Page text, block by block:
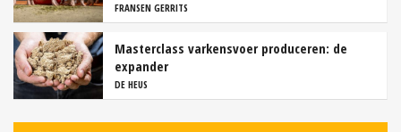
FRANSEN GERRITS
Masterclass varkensvoer produceren: de
expander
DE HEUS